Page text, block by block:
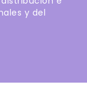
y del